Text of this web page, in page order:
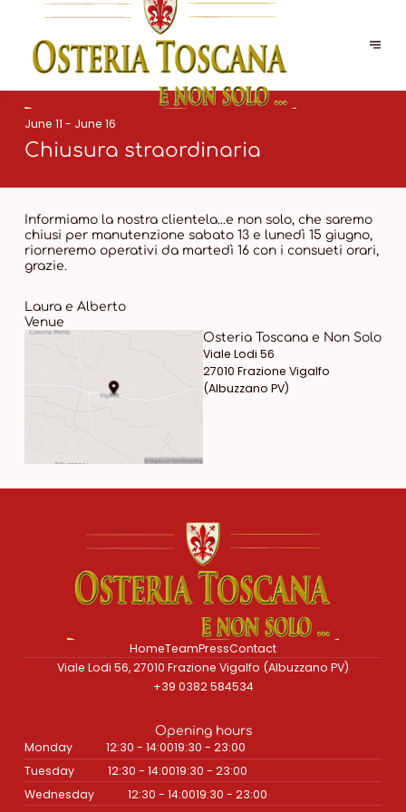
June 11 - June 16
Chiusura straordinaria
Informiamo la nostra clientela...e non solo, che saremo
chiusi per manutenzione sabato 13 e lunedì 15 giugno,
riorneremo operativi da martedì 16 con i consueti orari,
grazie.
Laura e Alberto
Venue
Osteria Toscana e Non Solo
Viale Lodi 56
27010 Frazione Vigalfo
(Albuzzano PV)
HomeTeamPressContact
Viale Lodi 56, 27010 Frazione Vigalfo (Albuzzano PV)
+39 0382 584534
Opening hours
Monday 12:30 - 14:0019:30 - 23:00
Tuesday
12:30 - 14:0019:30 - 23:00
Wednesday
12:30 - 14:0019:30 - 23:00